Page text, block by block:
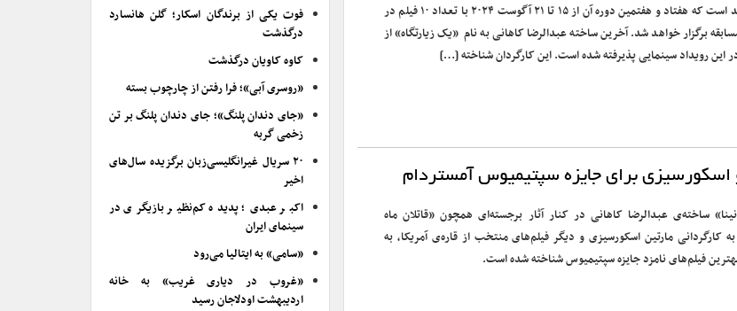
اسکاتلند است که هفتاد و هفتمین دوره آن از ۱۵ تا ۲۱ آگوست ۲۰۲۴ با تعداد ۱۰ فیلم در
برگزار خواهد شد. آخرین ساخته عبدالرضا کاهانی به نام «یک زیارتگاه» از
این رویداد سینمایی پذیرفته شده است. این کارگردان شناخته […]
اسکورسیزی برای جایزه سپتیمیوس آمستردام
ساخته‌ی عبدالرضا کاهانی در کنار آثار برجسته‌ای همچون «قاتلان ماه
کارگردانی مارتین اسکورسیزی و دیگر فیلم‌های منتخب از قاره‌ی آمریکا، به
فیلم‌های نامزد جایزه سپتیمیوس شناخته شده است.
فوت یکی از برندگان اسکار؛ گلن هانسارد
درگذشت
کاوه کاویان درگذشت
«روسری آبی»؛ فرا رفتن از چارچوب بسته
«جای دندان پلنگ»؛ جای دندان پلنگ بر تن
زخمی گربه
۲۰ سریال غیرانگلیسی‌زبان برگزیده سال‌های
اخیر
اکبر عبدی؛ پدیده کم‌نظیر بازیگری در
سینمای ایران
«سامی» به ایتالیا می‌رود
«غروب در دیاری غریب» به خانه
اردیبهشت اودلاجان رسید